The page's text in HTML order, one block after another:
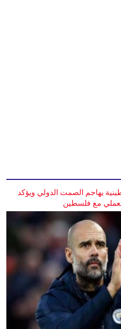
يهاجم الصمت الدولي ويؤكد
مع فلسطين